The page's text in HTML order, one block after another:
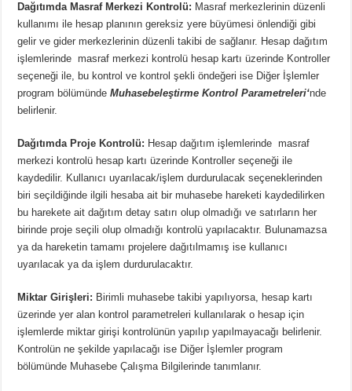
Dağıtımda Masraf Merkezi Kontrolü: Masraf merkezlerinin düzenli
kullanımı ile hesap planının gereksiz yere büyümesi önlendiği gibi
gelir ve gider merkezlerinin düzenli takibi de sağlanır. Hesap dağıtım
işlemlerinde masraf merkezi kontrolü hesap kartı üzerinde Kontroller
seçeneği ile, bu kontrol ve kontrol şekli öndeğeri ise Diğer İşlemler
program bölümündeMuhasebeleştirme Kontrol Parametreleri‘nde
belirlenir.
Dağıtımda Proje Kontrolü: Hesap dağıtım işlemlerinde masraf
merkezi kontrolü hesap kartı üzerinde Kontroller seçeneği ile
kaydedilir. Kullanıcı uyarılacak/işlem durdurulacak seçeneklerinden
biri seçildiğinde ilgili hesaba ait bir muhasebe hareketi kaydedilirken
bu harekete ait dağıtım detay satırı olup olmadığı ve satırların her
birinde proje seçili olup olmadığı kontrolü yapılacaktır. Bulunamazsa
ya da hareketin tamamı projelere dağıtılmamış ise kullanıcı
uyarılacak ya da işlem durdurulacaktır.
Miktar Girişleri: Birimli muhasebe takibi yapılıyorsa, hesap kartı
üzerinde yer alan kontrol parametreleri kullanılarak o hesap için
işlemlerde miktar girişi kontrolünün yapılıp yapılmayacağı belirlenir.
Kontrolün ne şekilde yapılacağı ise Diğer İşlemler program
bölümünde Muhasebe Çalışma Bilgilerinde tanımlanır.